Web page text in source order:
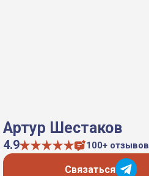
Артур Шестаков
4.9 100+ отзывов
Связаться